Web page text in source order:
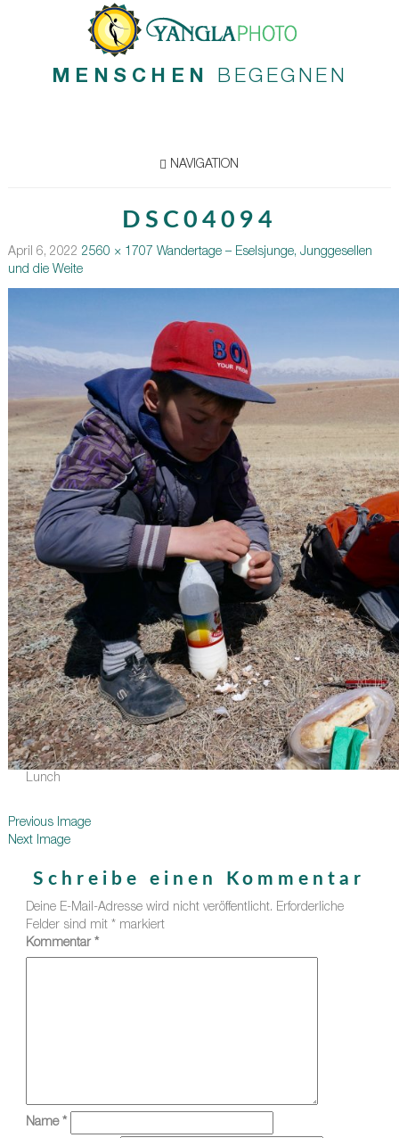
MENSCHEN BEGEGNEN
NAVIGATION
DSC04094
April 6, 2022 2560 × 1707 Wandertage – Eselsjunge, Junggesellen
und die Weite
Lunch
Previous Image
Next Image
Schreibe einen Kommentar
Deine E-Mail-Adresse wird nicht veröffentlicht. Erforderliche
Felder sind mit * markiert
Kommentar *
Name *